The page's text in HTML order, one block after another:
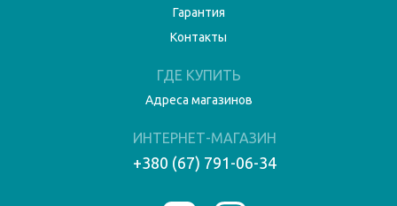
Гарантия
Контакты
ГДЕ КУПИТЬ
Адреса магазинов
ИНТЕРНЕТ-МАГАЗИН
+380 (67) 791-06-34